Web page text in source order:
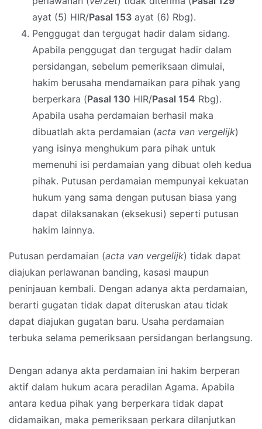
ayat (5) HIR/Pasal 153 ayat (6) Rbg).
Penggugat dan tergugat hadir dalam sidang.
Apabila penggugat dan tergugat hadir dalam
persidangan, sebelum pemeriksaan dimulai,
hakim berusaha mendamaikan para pihak yang
berperkara (Pasal 130 HIR/Pasal 154 Rbg).
Apabila usaha perdamaian berhasil maka
dibuatlah akta perdamaian (acta van vergelijk)
yang isinya menghukum para pihak untuk
memenuhi isi perdamaian yang dibuat oleh kedua
pihak. Putusan perdamaian mempunyai kekuatan
hukum yang sama dengan putusan biasa yang
dapat dilaksanakan (eksekusi) seperti putusan
hakim lainnya.
Putusan perdamaian (acta van vergelijk) tidak dapat
diajukan perlawanan banding, kasasi maupun
peninjauan kembali. Dengan adanya akta perdamaian,
berarti gugatan tidak dapat diteruskan atau tidak
dapat diajukan gugatan baru. Usaha perdamaian
terbuka selama pemeriksaan persidangan berlangsung.
Dengan adanya akta perdamaian ini hakim berperan
aktif dalam hukum acara peradilan Agama. Apabila
antara kedua pihak yang berperkara tidak dapat
didamaikan, maka pemeriksaan perkara dilanjutkan